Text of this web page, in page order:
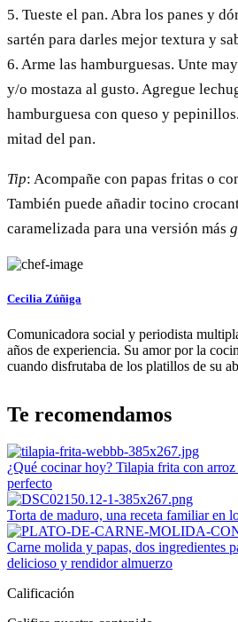
5. Tueste el pan. Abra los panes y
sartén para darles mejor textura y
6. Arme las hamburguesas. Unte
y/o mostaza al gusto. Agregue
hamburguesa con queso y
mitad del pan.
Tip: Acompañe con papas fritas o
También puede añadir tocino
caramelizada para una versión más
Cecilia Zúñiga
Comunicadora social y periodista
años de experiencia. Su amor por la
cuando disfrutaba de los platillos de su
Te recomendamos
¿Qué cocinar hoy? Tilapia frita con
perfecto
Torta de maduro, una receta familiar en
Carne molida y papas, dos ingredientes
delicioso y rendidor almuerzo
Calificación